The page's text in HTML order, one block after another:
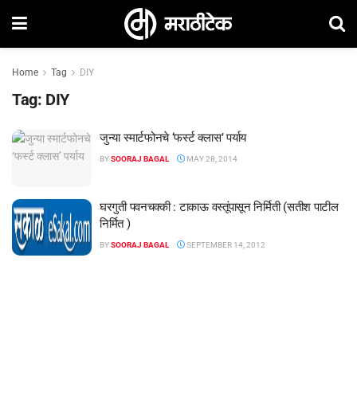
Home Tag DIY
Tag: DIY
जुन्या स्मार्टफोनचे ‘फर्स्ट क्लास’ पर्याय
BYSOORAJ BAGAL MAY 28, 2014
घरगुती पवनचक्की : टाकाऊ वस्तूंपासून निर्मिती (सतीश पाटील
निर्मित )
BYSOORAJ BAGAL SEPTEMBER 14, 2012